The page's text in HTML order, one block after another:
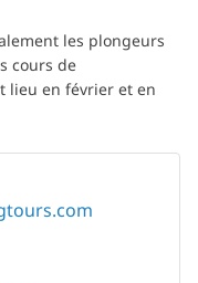
les plongeurs
cours de
lieu en février et en